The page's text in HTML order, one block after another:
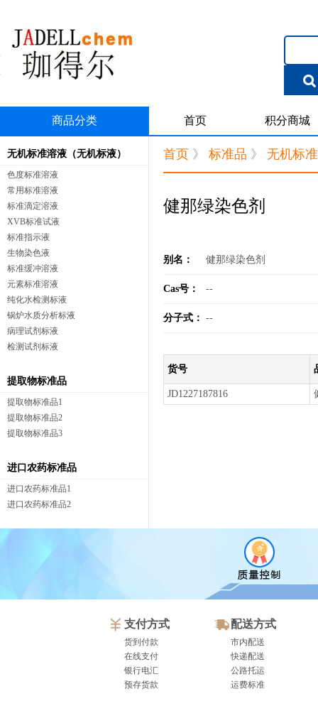
商品分类 首页 积分商城
无机标准溶液（无机标液）
色度标准溶液
常用标准溶液
标准滴定溶液
XVB标准试液
标准指示液
生物染色液
标准缓冲溶液
元素标准溶液
纯化水检测标液
锅炉水质分析标液
病理试剂标液
检测试剂标液
提取物标准品
提取物标准品1
提取物标准品2
提取物标准品3
进口农药标准品
进口农药标准品1
进口农药标准品2
首页 》 标准品 》 无机标
健那绿染色剂
别名： 健那绿染色剂
Cas号： --
分子式： --
货号
JD1227187816
支付方式
货到付款
在线支付
银行电汇
预存货款
配送方式
市内配送
快递配送
公路托运
运费标准